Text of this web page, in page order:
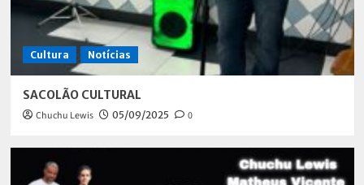
Cultura Notícias
SACOLÃO CULTURAL
Chuchu Lewis 05/09/2025 0